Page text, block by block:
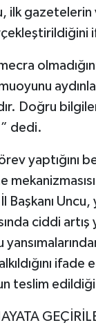
ilk gazetelerin
Doğru
dedi.
yaptığını
ciddi artış
teslim